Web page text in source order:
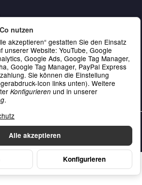
•Unser Impressum
Alle akzeptieren
Konfigurieren
nutzen
akzeptieren“ gestatten Sie den Einsatz
unserer Website: YouTube, Google
Google Ads, Google Tag Manager,
Google Tag Manager, PayPal Express
Sie können die Einstellung
Icon links unten). Weitere
Konfigurieren und in unserer
.